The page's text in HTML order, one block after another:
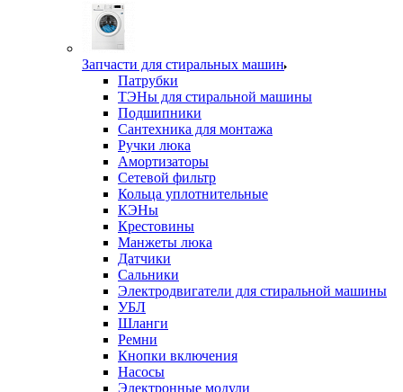
Запчасти для стиральных машин
Патрубки
ТЭНы для стиральной машины
Подшипники
Сантехника для монтажа
Ручки люка
Амортизаторы
Сетевой фильтр
Кольца уплотнительные
КЭНы
Крестовины
Манжеты люка
Датчики
Сальники
Электродвигатели для стиральной машины
УБЛ
Шланги
Ремни
Кнопки включения
Насосы
Электронные модули